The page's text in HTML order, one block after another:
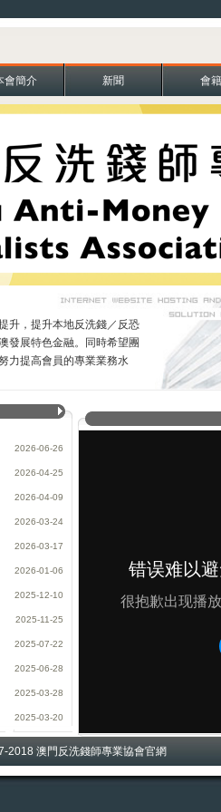
會簡介 新聞 會籍
升，提升本地反洗錢／反恐
發展特色金融。同時希望團
力提高會員的專業業務水
配合監管機構實施各項的反
本澳各行業，包括銀行、
金融體系的各行各業。協
際標準，打造反洗錢知識
訓班，努力提高會員的專業
配合本澳發展特色金融。
2026-06-26
2026-04-25
2026-04-09
2026-03-24
2026-03-17
2026-01-06
2025-12-10
2025-11-25
2025-07-22
2025-06-28
2025-03-28
2025-03-20
2018 澳門反洗錢師專業協會官網